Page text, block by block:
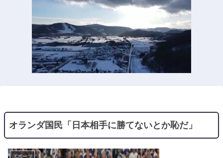
オランダ国民「日本相手に勝てないとか恥だ」
スポーツ